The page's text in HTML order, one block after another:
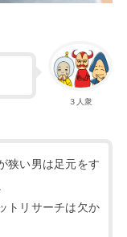
３人衆
狭い男は足元をす
トリサーチは欠か